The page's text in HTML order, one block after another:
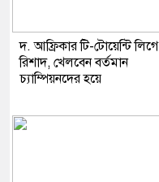
দ. আফ্রিকার টি-টোয়েন্টি লিগে
রিশাদ, খেলবেন বর্তমান
চ্যাম্পিয়নদের হয়ে